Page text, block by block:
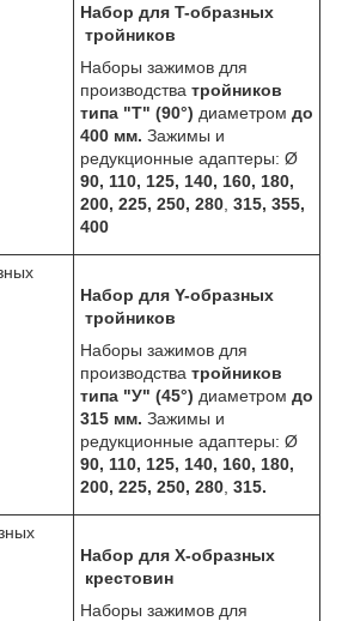
Набор для T-образных
тройников
Наборы зажимов для
производства тройников
типа "Т" (90°) диаметром до
400 мм. Зажимы и
редукционные адаптеры: Ø
90, 110, 125, 140, 160, 180,
200, 225, 250, 280 315, 355,
400
Набор для Y-образных
тройников
Наборы зажимов для
производства тройников
типа "У" (45°) диаметром до
315 мм. Зажимы и
редукционные адаптеры: Ø
90, 110, 125, 140, 160, 180,
200, 225, 250, 280 315.
Набор для X-образных
крестовин
Наборы зажимов для